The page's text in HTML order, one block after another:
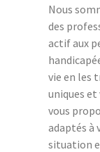
Nous
des
actif aux
vie en les
uniques
vous
adaptés à
situation